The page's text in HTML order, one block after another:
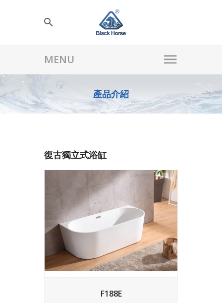
產品介紹
復古獨立式浴缸
F188E